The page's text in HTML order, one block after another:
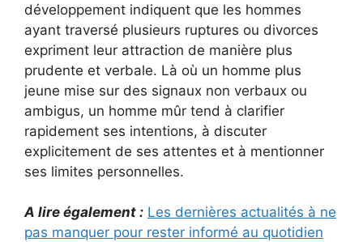
développement indiquent que les hommes
ayant traversé plusieurs ruptures ou divorces
expriment leur attraction de manière plus
prudente et verbale. Là où un homme plus
jeune mise sur des signaux non verbaux ou
ambigus, un homme mûr tend à clarifier
rapidement ses intentions, à discuter
explicitement de ses attentes et à mentionner
ses limites personnelles.
A lire également : Les dernières actualités à ne
pas manquer pour rester informé au quotidien